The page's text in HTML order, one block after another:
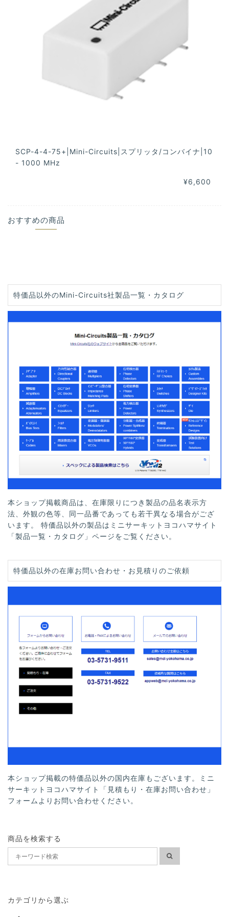
SCP-4-4-75+|Mini-Circuits|スプリッタ/コンバイナ|10
- 1000 MHz
¥6,600
おすすめの商品
特価品以外のMini-Circuits社製品一覧・カタログ
本ショップ掲載商品は、在庫限りにつき製品の品名表示方
法、外観の色等、同一品番であっても若干異なる場合がござ
います。 特価品以外の製品はミニサーキットヨコハマサイト
「製品一覧・カタログ」ページをご覧ください。
特価品以外の在庫お問い合わせ・お見積りのご依頼
本ショップ掲載の特価品以外の国内在庫もございます。ミニ
サーキットヨコハマサイト「見積もり・在庫お問い合わせ」
フォームよりお問い合わせください。
商品を検索する
カテゴリから選ぶ